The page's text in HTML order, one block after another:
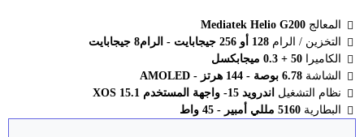
المعالج Mediatek Helio G200
التخزين / الرام 128 أو 256 جيجابايت - الرام8 جيجابايت
الكاميرا
50 + 0.3 ميجابكسل
الشاشة 6.78 بوصة - 144 هرتز - AMOLED
نظام التشغيل اندرويد 15- واجهة المستخدم XOS 15.1
البطارية 5160 مللي أمبير - 45 واط